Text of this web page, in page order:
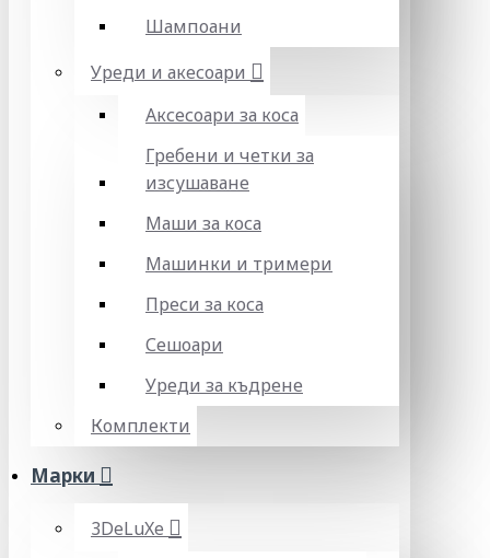
Шампоани
Уреди и акесоари
Аксесоари за коса
Гребени и четки за
изсушаване
Маши за коса
Машинки и тримери
Преси за коса
Сешоари
Уреди за къдрене
Комплекти
Марки
3DeLuXe